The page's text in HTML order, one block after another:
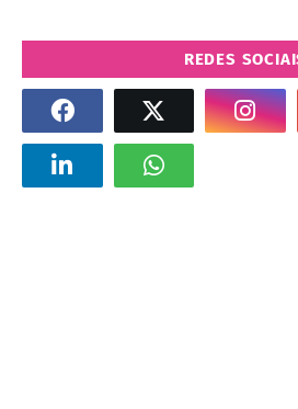
REDES